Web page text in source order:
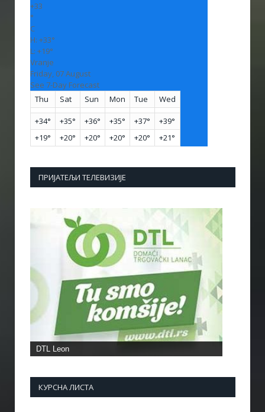
+33
°
C
H: +33°
L: +19°
Vranje
Friday, 07 August
See 7-Day Forecast
Thu
Sat Sun Mon Tue Wed
+34° +35° +36° +35° +37° +39°
+19° +20° +20° +20° +20° +21°
ПРИЈАТЕЉИ ТЕЛЕВИЗИЈЕ
КУРСНА ЛИСТА